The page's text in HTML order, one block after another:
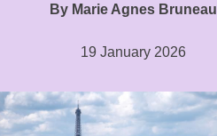
By Marie Agnes Bruneau
19 January 2026